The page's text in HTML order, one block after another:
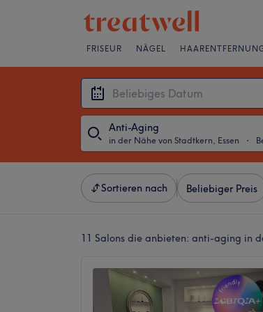
FRISEUR NÄGEL
Anti-Aging
in der Nähe von Stadtkern, Essen ・
Sortieren nach Beliebiger Preis
11 Salons die anbieten: anti-aging in